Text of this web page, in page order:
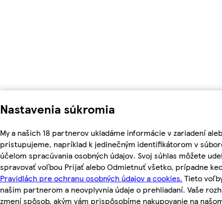
Nastavenia súkromia
My a našich 18 partnerov ukladáme informácie v zariadení
pristupujeme, napríklad k jedinečným identifikátorom v
účelom spracúvania osobných údajov. Svoj súhlas môžete
spravovať voľbou Prijať alebo Odmietnuť všetko, prípadne
Pravidlách pre ochranu osobných údajov a cookies. Tieto
našim partnerom a neovplyvnia údaje o prehliadaní. Vaše
zmení spôsob, akým vám prispôsobíme nakupovanie na